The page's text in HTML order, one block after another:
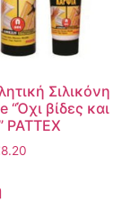
Σιλικόνη
“Όχι βίδες και
PATTEX
8.20